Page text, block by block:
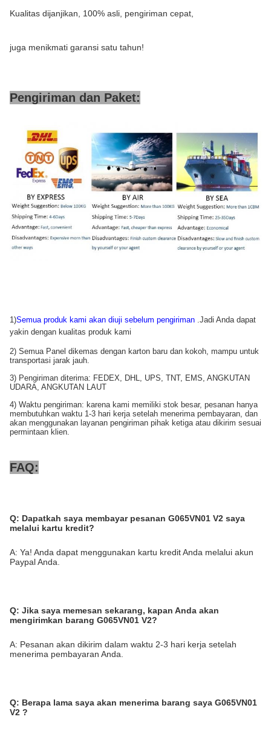
Kualitas dijanjikan, 100% asli, pengiriman cepat,
juga menikmati garansi satu tahun!
Pengiriman dan Paket:
1)Semua produk kami akan diuji sebelum pengiriman .Jadi Anda dapat
yakin dengan kualitas produk kami
2) Semua Panel dikemas dengan karton baru dan kokoh, mampu untuk
transportasi jarak jauh.
3) Pengiriman diterima: FEDEX, DHL, UPS, TNT, EMS, ANGKUTAN
UDARA, ANGKUTAN LAUT
4) Waktu pengiriman: karena kami memiliki stok besar, pesanan hanya
membutuhkan waktu 1-3 hari kerja setelah menerima pembayaran, dan
akan menggunakan layanan pengiriman pihak ketiga atau dikirim sesuai
permintaan klien.
FAQ:
Q: Dapatkah saya membayar pesanan G065VN01 V2 saya
melalui kartu kredit?
A: Ya! Anda dapat menggunakan kartu kredit Anda melalui akun
Paypal Anda.
Q: Jika saya memesan sekarang, kapan Anda akan
mengirimkan barang G065VN01 V2?
A: Pesanan akan dikirim dalam waktu 2-3 hari kerja setelah
menerima pembayaran Anda.
Q: Berapa lama saya akan menerima barang saya G065VN01
V2 ?